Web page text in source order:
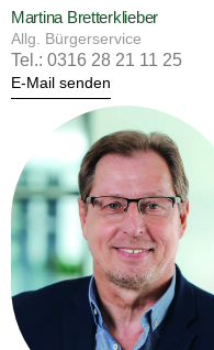
Martina Bretterklieber
Allg. Bürgerservice
Tel.: 0316 28 21 11 25
E-Mail senden